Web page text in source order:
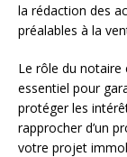
la rédaction des
préalables à la
Le rôle du
essentiel pour
protéger les
rapprocher d’un
votre projet